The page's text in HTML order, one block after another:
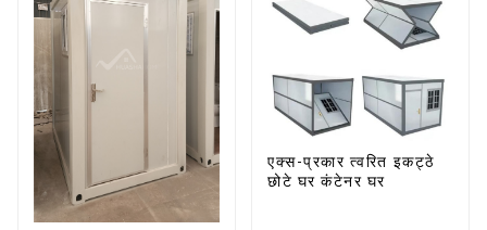
एक्स-प्रकार त्वरित इकट्ठे
छोटे घर कंटेनर घर